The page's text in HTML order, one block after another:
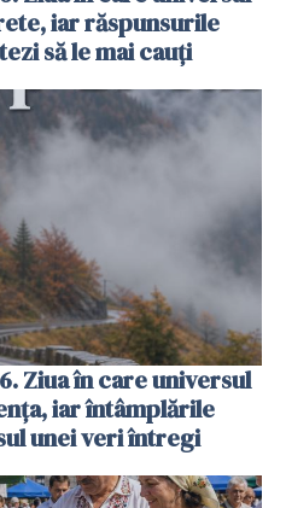
iar răspunsurile
să le mai cauți
Ziua în care universul
iar întâmplările
unei veri întregi